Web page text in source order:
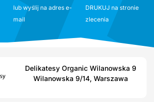
lub wyślij na adres e-
mail
DRUKUJ na stronie
zlecenia
Delikatesy Organic Wilanowska 9
Wilanowska 9/14, Warszawa